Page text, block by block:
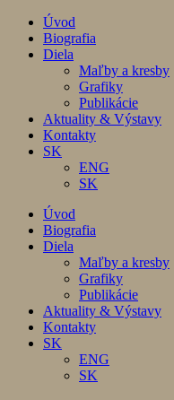
Úvod
Biografia
Diela
Maľby a kresby
Grafiky
Publikácie
Aktuality & Výstavy
Kontakty
SK
ENG
SK
Úvod
Biografia
Diela
Maľby a kresby
Grafiky
Publikácie
Aktuality & Výstavy
Kontakty
SK
ENG
SK